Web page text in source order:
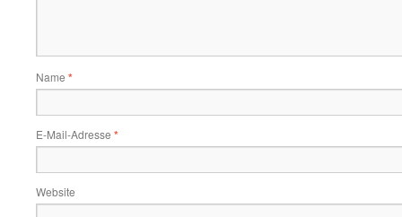
Name *
E-Mail-Adresse *
Website